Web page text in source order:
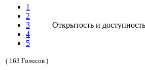
1
2
3
4
5
( 163 Голосов )
Открытость и